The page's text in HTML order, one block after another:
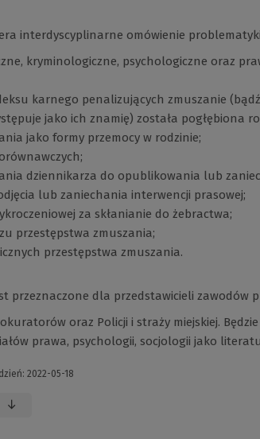
interdyscyplinarne omówienie
kryminologiczne, psychologiczne oraz
karnego penalizujących zmuszanie
jako ich znamię) została pogłębiona
jako formy przemocy w rodzinie;
dziennikarza do opublikowania lub
lub zaniechania interwencji prasowej;
za skłanianie do żebractwa;
przestępstwa zmuszania;
przestępstwa zmuszania.
przeznaczone dla przedstawicieli zawodów
oraz Policji i straży miejskiej.
prawa, psychologii, socjologii jako
2022-05-18